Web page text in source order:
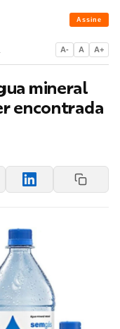
Assine
ser... A- A A+
mineral
encontrada